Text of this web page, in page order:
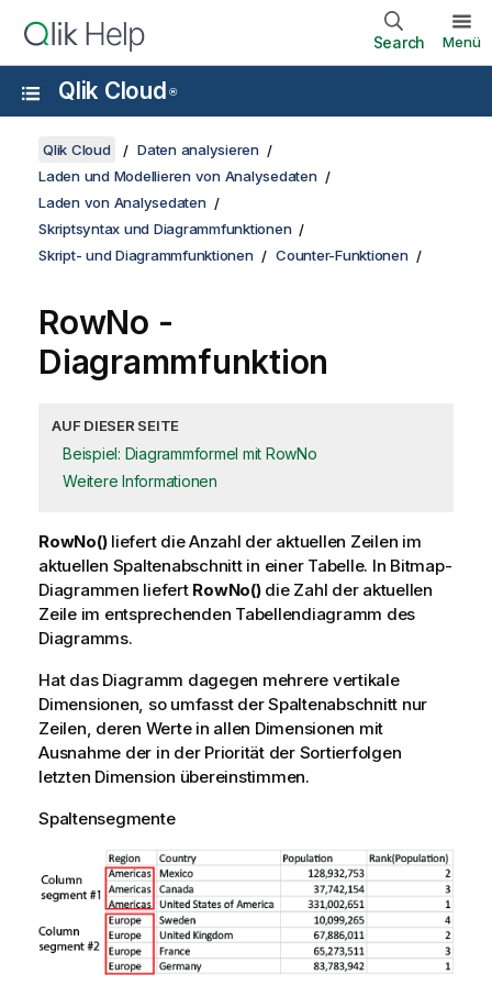
Search Menü
Qlik Cloud ®
Qlik Cloud
Daten analysieren
Laden und Modellieren von Analysedaten
Laden von Analysedaten
Skriptsyntax und Diagrammfunktionen
Skript- und Diagrammfunktionen
Counter-Funktionen
RowNo -
Diagrammfunktion
AUF DIESER SEITE
Beispiel: Diagrammformel mit RowNo
Weitere Informationen
RowNo()liefert die Anzahl der aktuellen Zeilen im
aktuellen Spaltenabschnitt in einer Tabelle. In Bitmap-
Diagrammen liefert RowNo()die Zahl der aktuellen
Zeile im entsprechenden Tabellendiagramm des
Diagramms.
Hat das Diagramm dagegen mehrere vertikale
Dimensionen, so umfasst der Spaltenabschnitt nur
Zeilen, deren Werte in allen Dimensionen mit
Ausnahme der in der Priorität der Sortierfolgen
letzten Dimension übereinstimmen.
Spaltensegmente